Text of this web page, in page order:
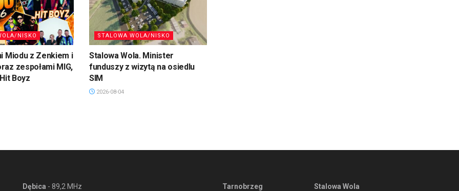
NISKO
Miodu z Zenkiem i
zespołami MIG,
Boyz
STALOWA WOLA/NISKO
Stalowa Wola. Minister
funduszy z wizytą na osiedlu
SIM
2026-08-04
Dębica - 89,2 MHz Tarnobrzeg Stalowa Wola